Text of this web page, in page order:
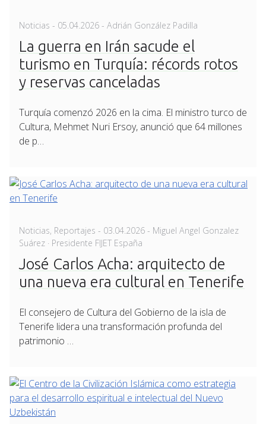
Noticias - Posted
05.04.2026 - Adrián González Padilla
La guerra en Irán sacude el
turismo en Turquía: récords rotos
y reservas canceladas
Turquía comenzó 2026 en la cima. El ministro turco de
Cultura, Mehmet Nuri Ersoy, anunció que 64 millones
de p…
Noticias, Reportajes - Posted
on
03.04.2026 - Miguel Angel Gonzalez
Suárez · Presidente FIJET España
José Carlos Acha: arquitecto de
una nueva era cultural en Tenerife
El consejero de Cultura del Gobierno de la isla de
Tenerife lidera una transformación profunda del
patrimonio …